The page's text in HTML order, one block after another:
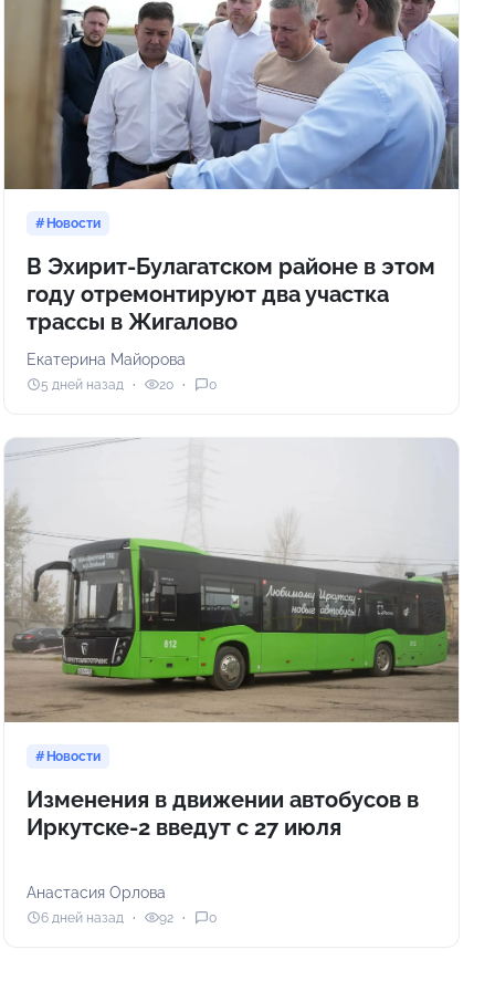
Новости
В Эхирит-Булагатском районе в этом
году отремонтируют два участка
трассы в Жигалово
Екатерина Майорова
5 дней назад 20 0
Новости
Изменения в движении автобусов в
Иркутске-2 введут с 27 июля
Анастасия Орлова
6 дней назад 92 0